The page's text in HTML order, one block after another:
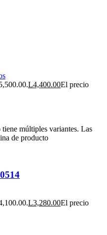
L4,400.00El precio
tiene múltiples variantes. Las
de producto
L3,280.00El precio